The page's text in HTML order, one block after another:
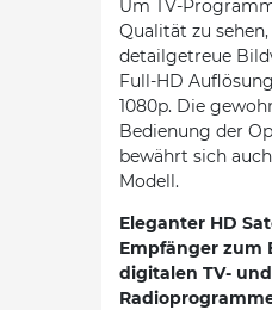
Um TV-
Qualität zu
detailgetreue
Full-HD
1080p. Die
Bedienung der
bewährt sich
Modell.
Eleganter HD
Empfänger zum
digitalen TV- und